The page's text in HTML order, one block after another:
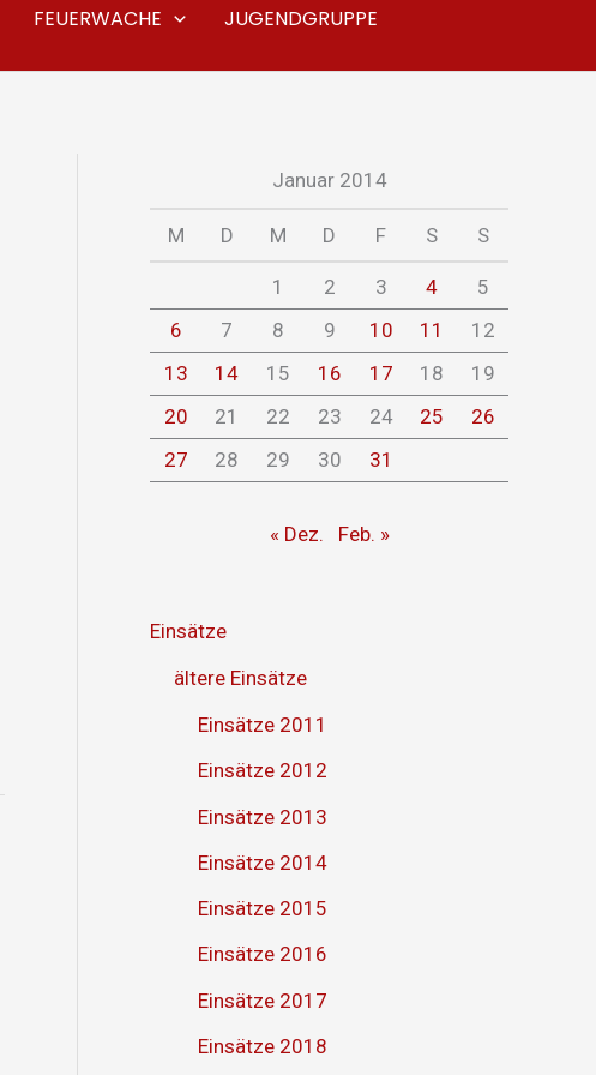
FEUERWACHE
JUGENDGRUPPE
Januar 2014
M D M D F S S
1 2 3 4
5
6
7 8 9 10 11
12
13
14 15 16 17 18
19
20
21 22 23 24 25
26
27
28 29 30 31
« Dez. Feb. »
Einsätze
ältere Einsätze
Einsätze 2011
Einsätze 2012
Einsätze 2013
Einsätze 2014
Einsätze 2015
Einsätze 2016
Einsätze 2017
Einsätze 2018